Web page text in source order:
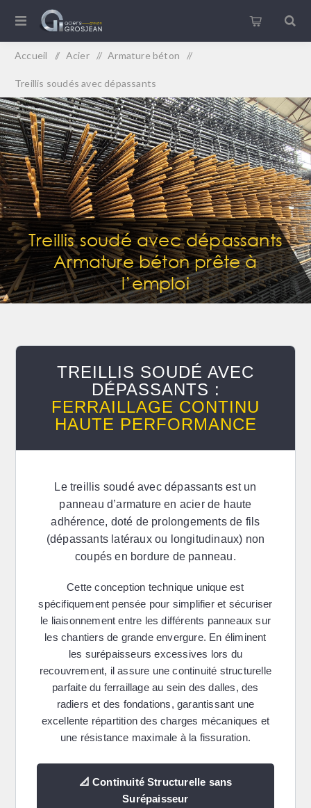
Accueil / Acier / Armature béton /
Treillis soudés avec dépassants
Treillis soudé avec dépassants
Armature béton prête à
l’emploi
TREILLIS SOUDÉ AVEC
DÉPASSANTS :
FERRAILLAGE CONTINU
HAUTE PERFORMANCE
Letreillis soudé avec dépassants est un
panneau d’armature en acier de haute
adhérence, doté de prolongements de fils
(dépassants latéraux ou longitudinaux) non
coupés en bordure de panneau.
Cette conception technique unique est
spécifiquement pensée pour simplifier et sécuriser
le liaisonnement entre les différents panneaux sur
les chantiers de grande envergure. En éliminent
les surépaisseurs excessives lors du
recouvrement, il assure une continuité structurelle
parfaite du ferraillage au sein des dalles, des
radiers et des fondations, garantissant une
excellente répartition des charges mécaniques et
une résistance maximale à la fissuration.
📐 Continuité Structurelle sans
Surépaisseur